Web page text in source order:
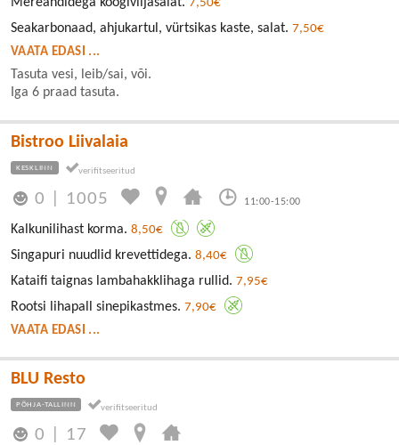
Mereandidega köögiviljasalat. 7,50€
Seakarbonaad, ahjukartul, vürtsikas kaste, salat. 7,50€
VAATA EDASI ...
Tasuta vesi, leib/sai, või.
Iga 6 praad tasuta.
Bistroo Liivalaia
KESKLINN
0 1005 11:00-15:00
Kalkunilihast korma. 8,50€
Singapuri nuudlid krevettidega. 8,40€
Kataifi taignas lambahakklihaga rullid. 7,95€
Rootsi lihapall sinepikastmes. 7,90€
VAATA EDASI ...
BLU Resto
PÕHJA-TALLINN
0 17